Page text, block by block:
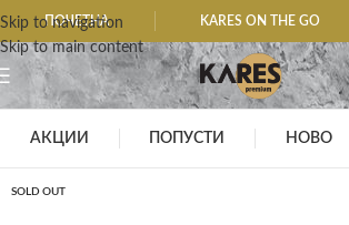
Skip to navigation
Skip to main content
ПОЧЕТНА KARES ON THE GO
АКЦИИ ПОПУСТИ НОВО
SOLD OUT